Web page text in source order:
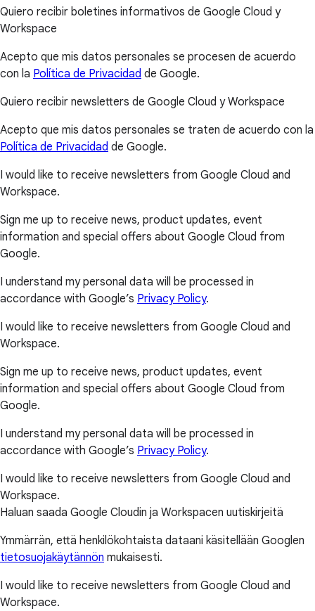
Quiero recibir boletines informativos de Google Cloud y
Workspace
Acepto que mis datos personales se procesen de acuerdo
con la Política de Privacidad de Google.
Quiero recibir newsletters de Google Cloud y Workspace
Acepto que mis datos personales se traten de acuerdo con la
Política de Privacidad de Google.
I would like to receive newsletters from Google Cloud and
Workspace.
Sign me up to receive news, product updates, event
information and special offers about Google Cloud from
Google.
I understand my personal data will be processed in
accordance with Google’s Privacy Policy.
I would like to receive newsletters from Google Cloud and
Workspace.
Sign me up to receive news, product updates, event
information and special offers about Google Cloud from
Google.
I understand my personal data will be processed in
accordance with Google’s Privacy Policy.
I would like to receive newsletters from Google Cloud and
Workspace.
Haluan saada Google Cloudin ja Workspacen uutiskirjeitä
Ymmärrän, että henkilökohtaista dataani käsitellään Googlen
tietosuojakäytännön mukaisesti.
I would like to receive newsletters from Google Cloud and
Workspace.